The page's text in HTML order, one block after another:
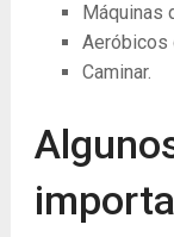
Máquinas
Aeróbicos
Caminar.